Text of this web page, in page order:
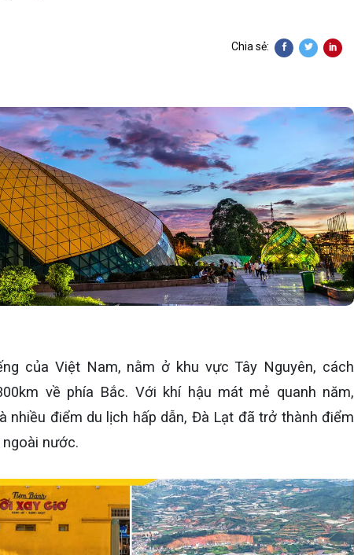
Chia sẻ:
của Việt Nam, nằm ở khu vực Tây Nguyên, cách
về phía Bắc. Với khí hậu mát mẻ quanh năm,
nhiều điểm du lịch hấp dẫn, Đà Lạt đã trở thành điểm
nước.